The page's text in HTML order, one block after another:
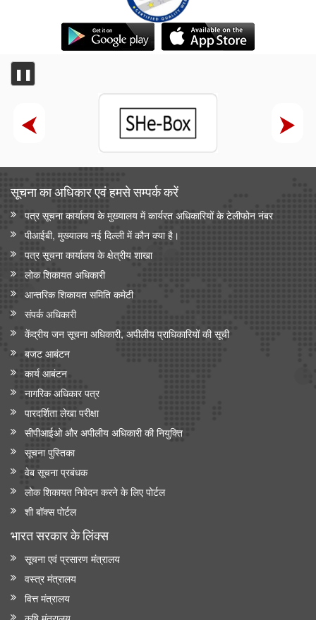
❚❚
सूचना का अधिकार एवं हमसे सम्‍पर्क करें
पत्र सूचना कार्यालय के मुख्यालय में कार्यरत अधिकारियों के टेलीफोन नंबर
पीआईबी, मुख्यालय नई दिल्ली में कौन क्या है।
पत्र सूचना कार्यालय के क्षेत्रीय शाखा
लोक शिकायत अधिकारी
आन्‍तरिक शिकायत समिति कमेटी
संपर्क अधिकारी
केंद्रीय जन सूचना अधिकारी, अपीलीय प्राधिकारियों की सूची
बजट आबंटन
कार्य आबंटन
नागरिक अधिकार पत्र
पारदर्शिता लेखा परीक्षा
सीपीआईओ और अपी‍लीय अधिकारी की नियुक्ति
सूचना पुस्तिका
वेब सूचना प्रबंधक
लोक शिकायत निवेदन करने के लिए पोर्टल
शी बॉक्स पोर्टल
भारत सरकार के लिंक्‍स
सूचना एवं प्रसारण मंत्रालय
वस्त्र मंत्रालय
वित्त मंत्रालय